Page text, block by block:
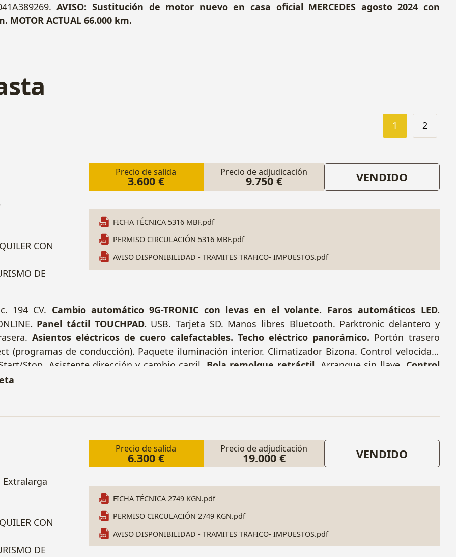
AVISO: Sustitución de motor nuevo en casa oficial MERCEDES agosto 2024 con
MOTOR ACTUAL 66.000 km.
1 2
Precio de salida
3.600 €
Precio de adjudicación
9.750 € VENDIDO
FICHA TÉCNICA 5316 MBF.pdf
PERMISO CIRCULACIÓN 5316 MBF.pdf
AVISO DISPONIBILIDAD - TRAMITES TRAFICO- IMPUESTOS.pdf
CON
DE
194 CV. Cambio automático 9G-TRONIC con levas en el volante. Faros automáticos LED.
. Panel táctil TOUCHPAD. USB. Tarjeta SD. Manos libres Bluetooth. Parktronic delantero y
Asientos eléctricos de cuero calefactables. Techo eléctrico panorámico. Portón trasero
(programas de conducción). Paquete iluminación interior. Climatizador Bizona. Control velocidad.
Stop. Asistente dirección y cambio carril. Bola remolque retráctil. Arranque sin llave. Control
Precio de salida
6.300 €
Precio de adjudicación
19.000 € VENDIDO
FICHA TÉCNICA 2749 KGN.pdf
PERMISO CIRCULACIÓN 2749 KGN.pdf
AVISO DISPONIBILIDAD - TRAMITES TRAFICO- IMPUESTOS.pdf
Extralarga
CON
DE